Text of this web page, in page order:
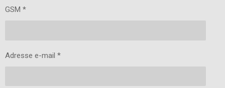
GSM *
Adresse e-mail *